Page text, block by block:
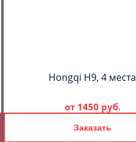
Hongqi H9, 4 места
от 1450 руб.
Заказать